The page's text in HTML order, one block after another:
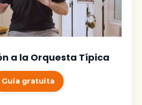
a la Orquesta Típica
Guía gratuita